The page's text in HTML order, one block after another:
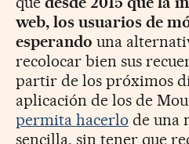
web, los usuarios de
esperando una
recolocar bien sus
partir de los próximos
aplicación de los de
permita hacerlo de una
sencilla, sin tener que